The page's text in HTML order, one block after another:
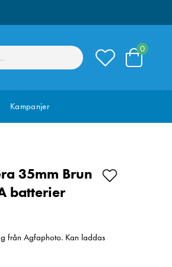
0
Kampanjer
35mm Brun
batterier
från Agfaphoto. Kan laddas